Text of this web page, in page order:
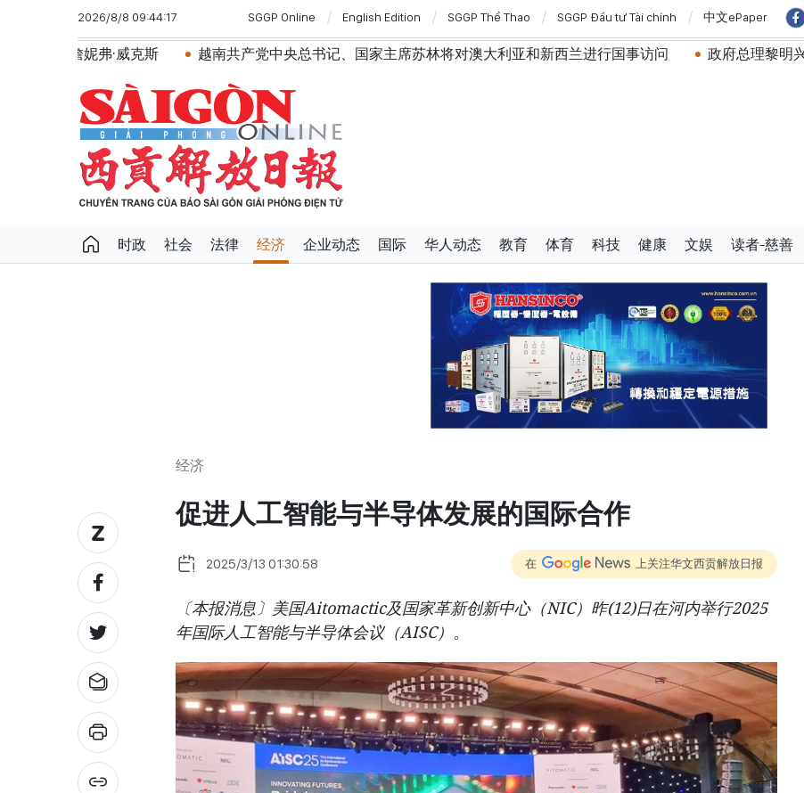
2026/8/8 09:44:17 SGGP Online English Edition SGGP Thể Thao SGGP Đầu tư Tài chính 中文ePaper
越南共产党中央总书记、国家主席苏林将对澳大利亚和新西兰进行国事访问 政府总理黎明兴：网络安全必
时政 社会 法律 经济 企业动态 国际 华人动态 教育 体育 科技 健康 文娱 读者-慈善
经济
促进人工智能与半导体发展的国际合作
2025/3/13 01:30:58 在 上关注华文西贡解放日报
〔本报消息〕美国Aitomactic及国家革新创新中心（NIC）昨(12)日在河内举行2025
年国际人工智能与半导体会议（AISC）。